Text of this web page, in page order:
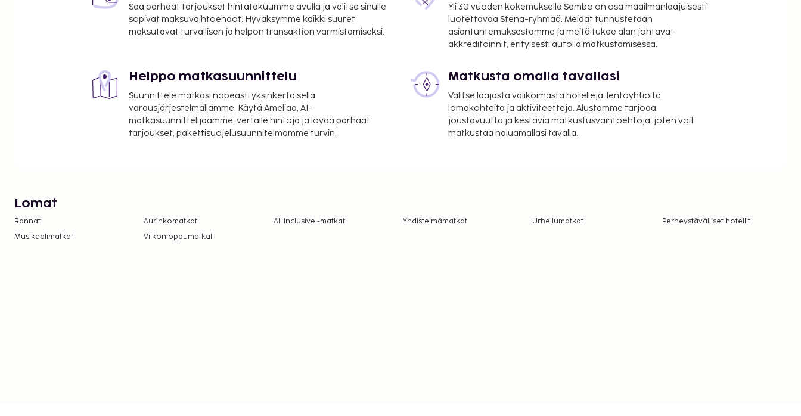
Saa parhaat tarjoukset hintatakuumme avulla ja valitse sinulle
sopivat maksuvaihtoehdot. Hyväksymme kaikki suuret
maksutavat turvallisen ja helpon transaktion varmistamiseksi.
Yli 30 vuoden kokemuksella Sembo on osa maailmanlaajuisesti
luotettavaa Stena-ryhmää. Meidät tunnustetaan
asiantuntemuksestamme ja meitä tukee alan johtavat
akkreditoinnit, erityisesti autolla matkustamisessa.
Helppo matkasuunnittelu
Suunnittele matkasi nopeasti yksinkertaisella
varausjärjestelmällämme. Käytä Ameliaa, AI-
matkasuunnittelijaamme, vertaile hintoja ja löydä parhaat
tarjoukset, pakettisuojelusuunnitelmamme turvin.
Matkusta omalla tavallasi
Valitse laajasta valikoimasta hotelleja, lentoyhtiöitä,
lomakohteita ja aktiviteetteja. Alustamme tarjoaa
joustavuutta ja kestäviä matkustusvaihtoehtoja, joten voit
matkustaa haluamallasi tavalla.
Lomat
Rannat Aurinkomatkat All Inclusive -matkat Yhdistelmämatkat Urheilumatkat
Perheystävälliset hotellit
Musikaalimatkat
Viikonloppumatkat